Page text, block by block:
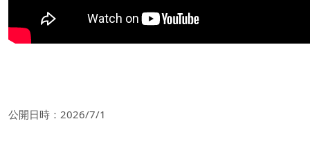
公開日時：2026/7/1